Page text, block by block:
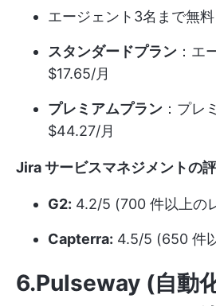
エージェント3名まで無料
スタンダードプラン ：エ
$17.65/月
プレミアムプラン ：プレ
$44.27/月
Jira サービスマネジメントの
G2: 4.2/5 (700 件以上の
Capterra: 4.5/5 (650 件
6.Pulseway (自動